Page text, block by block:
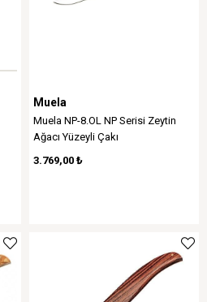
Muela
Muela NP-8.OL NP Serisi Zeytin
Ağacı Yüzeyli Çakı
3.769,00 ₺